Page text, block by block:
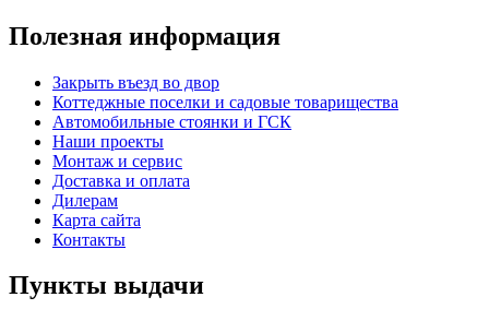
Полезная информация
Закрыть въезд во двор
Коттеджные поселки и садовые товарищества
Автомобильные стоянки и ГСК
Наши проекты
Монтаж и сервис
Доставка и оплата
Дилерам
Карта сайта
Контакты
Пункты выдачи